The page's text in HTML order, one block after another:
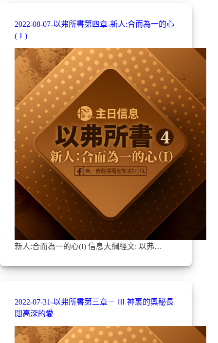
2022-08-07-以弗所書第四章-新人:合而為一的心
(Ⅰ)
新人:合而為一的心(I) 信息大綱經文: 以弗…
2022-07-31-以弗所書第三章－ Ⅲ 神裏的奧秘長
闊高深的愛